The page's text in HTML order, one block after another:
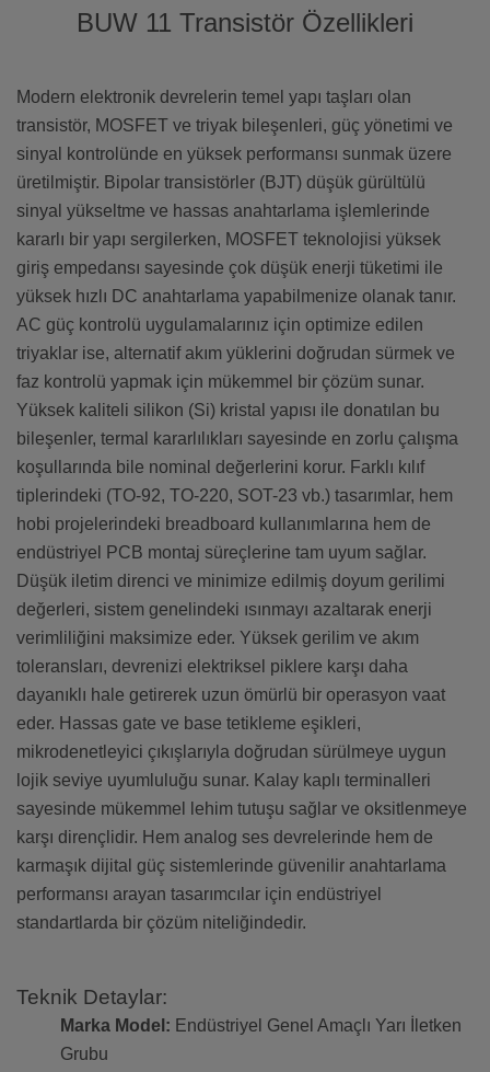
BUW 11 Transistör Özellikleri
Modern elektronik devrelerin temel yapı taşları olan
transistör, MOSFET ve triyak bileşenleri, güç yönetimi ve
sinyal kontrolünde en yüksek performansı sunmak üzere
üretilmiştir. Bipolar transistörler (BJT) düşük gürültülü
sinyal yükseltme ve hassas anahtarlama işlemlerinde
kararlı bir yapı sergilerken, MOSFET teknolojisi yüksek
giriş empedansı sayesinde çok düşük enerji tüketimi ile
yüksek hızlı DC anahtarlama yapabilmenize olanak tanır.
AC güç kontrolü uygulamalarınız için optimize edilen
triyaklar ise, alternatif akım yüklerini doğrudan sürmek ve
faz kontrolü yapmak için mükemmel bir çözüm sunar.
Yüksek kaliteli silikon (Si) kristal yapısı ile donatılan bu
bileşenler, termal kararlılıkları sayesinde en zorlu çalışma
koşullarında bile nominal değerlerini korur. Farklı kılıf
tiplerindeki (TO-92, TO-220, SOT-23 vb.) tasarımlar, hem
hobi projelerindeki breadboard kullanımlarına hem de
endüstriyel PCB montaj süreçlerine tam uyum sağlar.
Düşük iletim direnci ve minimize edilmiş doyum gerilimi
değerleri, sistem genelindeki ısınmayı azaltarak enerji
verimliliğini maksimize eder. Yüksek gerilim ve akım
toleransları, devrenizi elektriksel piklere karşı daha
dayanıklı hale getirerek uzun ömürlü bir operasyon vaat
eder. Hassas gate ve base tetikleme eşikleri,
mikrodenetleyici çıkışlarıyla doğrudan sürülmeye uygun
lojik seviye uyumluluğu sunar. Kalay kaplı terminalleri
sayesinde mükemmel lehim tutuşu sağlar ve oksitlenmeye
karşı dirençlidir. Hem analog ses devrelerinde hem de
karmaşık dijital güç sistemlerinde güvenilir anahtarlama
performansı arayan tasarımcılar için endüstriyel
standartlarda bir çözüm niteliğindedir.
Teknik Detaylar:
Marka Model: Endüstriyel Genel Amaçlı Yarı İletken
Grubu